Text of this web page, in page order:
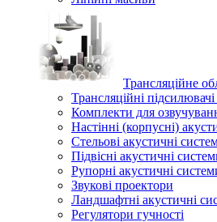
Трансляційне
Трансляційні
Комплекти для
Настінні (корпусні)
Стельові акустичні
Підвісні акустичні
Рупорні акустичні
Звукові проектори
Ландшафтні акустичні
Регулятори гучності